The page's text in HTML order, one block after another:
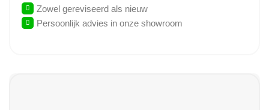
Zowel gereviseerd als nieuw
Persoonlijk advies in onze showroom